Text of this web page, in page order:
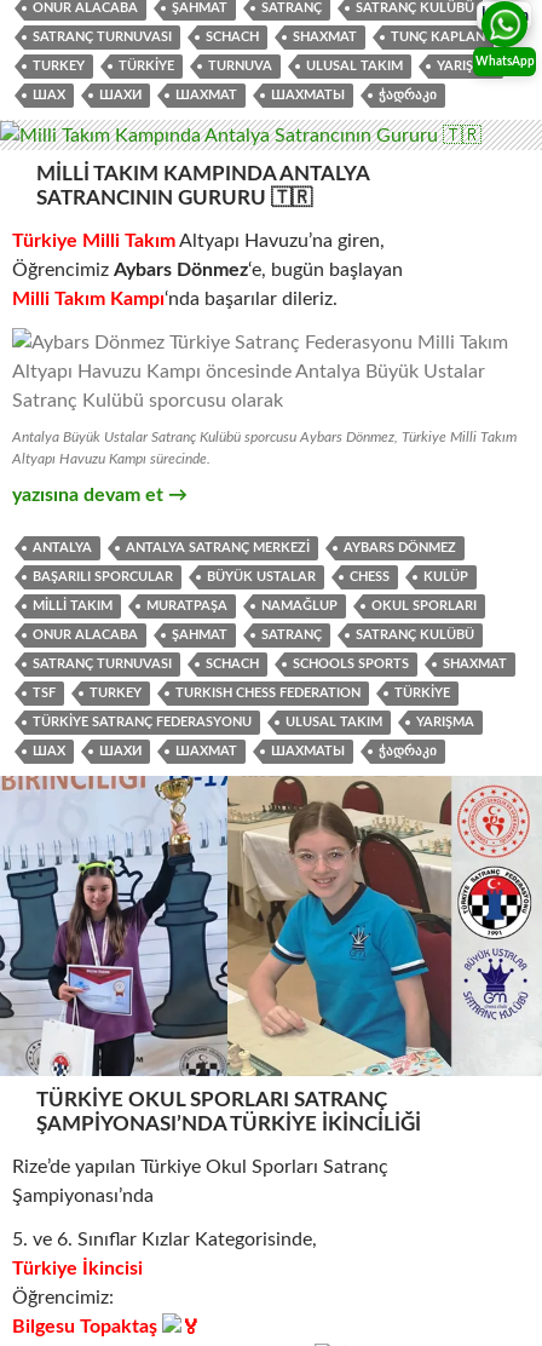
ONUR ALACABA ŞAHMAT SATRANÇ SATRANÇ KULÜBÜ
SATRANÇ TURNUVASI SCHACH SHAXMAT TUNÇ KAPLAN
TURKEY TÜRKIYE TURNUVA ULUSAL TAKIM YARIŞMA
ШАХ ШАХИ ШАХМАТ ШАХМАТЫ ᲭᲐᲓᲠᲐᲙᲘ
MILLI TAKIM KAMPINDA ANTALYA
SATRANCININ GURURU 🇹🇷
Türkiye Mill i TakımAltyapı Havuzu’na giren,
Öğrencimiz Aybars Dönmez‘e, bugün başlayan
Milli Takım Kampı‘nda başarılar dileriz.
Antalya Büyük Ustalar Satranç Kulübü sporcusu Aybars Dönmez, Türkiye Milli Takım
Altyapı Havuzu Kampı sürecinde.
Milli Takım Kampında Antalya Satrancının Gururu 🇹🇷
yazısına devam et →
ANTALYA ANTALYA SATRANÇ MERKEZI AYBARS DÖNMEZ
BAŞARILI SPORCULAR BÜYÜK USTALAR CHESS KULÜP
MILLI TAKIM MURATPAŞA NAMAĞLUP OKUL SPORLARI
ONUR ALACABA ŞAHMAT SATRANÇ SATRANÇ KULÜBÜ
SATRANÇ TURNUVASI SCHACH SCHOOLS SPORTS SHAXMAT
TSF TURKEY TURKISH CHESS FEDERATION TÜRKIYE
TÜRKIYE SATRANÇ FEDERASYONU ULUSAL TAKIM YARIŞMA
ШАХ ШАХИ ШАХМАТ ШАХМАТЫ ᲭᲐᲓᲠᲐᲙᲘ
TÜRKIYE OKUL SPORLARI SATRANÇ
ŞAMPIYONASI’NDA TÜRKIYE İKINCILIĞI
Rize’de yapılan Türkiye Okul Sporları Satranç
Şampiyonası’nda
5. ve 6. Sınıflar Kızlar Kategorisinde,
Türkiye İkincisi
Öğrencimiz:
Bilgesu Topaktaş
İletişim
WhatsApp